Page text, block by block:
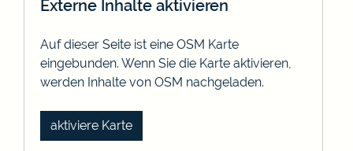
Externe Inhalte aktivieren
Auf dieser Seite ist eine OSM Karte
eingebunden. Wenn Sie die Karte aktivieren,
werden Inhalte von OSM nachgeladen.
aktiviere Karte